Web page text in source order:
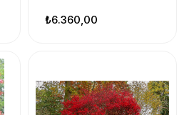
₺6.360,00